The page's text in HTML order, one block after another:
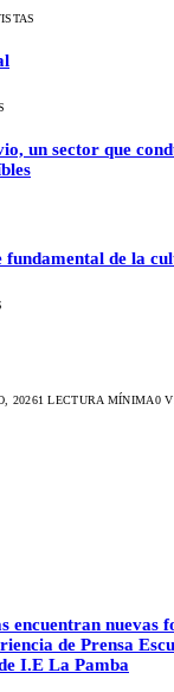
un sector que
de la
20261 LECTURA MÍNIMA0
encuentran nuevas
de Prensa
I.E La Pamba